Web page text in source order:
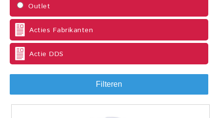
Outlet
Acties Fabrikanten
Actie DDS
Filteren